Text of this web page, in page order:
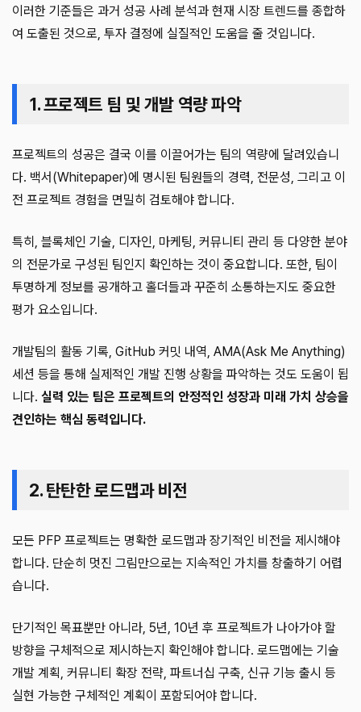
이러한 기준들은 과거 성공 사례 분석과 현재 시장 트렌드를 종합하
여 도출된 것으로, 투자 결정에 실질적인 도움을 줄 것입니다.
1. 프로젝트 팀 및 개발 역량 파악
프로젝트의 성공은 결국 이를 이끌어가는 팀의 역량에 달려있습니
다. 백서(Whitepaper)에 명시된 팀원들의 경력, 전문성, 그리고 이
전 프로젝트 경험을 면밀히 검토해야 합니다.
특히, 블록체인 기술, 디자인, 마케팅, 커뮤니티 관리 등 다양한 분야
의 전문가로 구성된 팀인지 확인하는 것이 중요합니다. 또한, 팀이
투명하게 정보를 공개하고 홀더들과 꾸준히 소통하는지도 중요한
평가 요소입니다.
개발팀의 활동 기록, GitHub 커밋 내역, AMA(Ask Me Anything)
세션 등을 통해 실제적인 개발 진행 상황을 파악하는 것도 도움이 됩
니다. 실력 있는 팀은 프로젝트의 안정적인 성장과 미래 가치 상승을
견인하는 핵심 동력입니다.
2. 탄탄한 로드맵과 비전
모든 PFP 프로젝트는 명확한 로드맵과 장기적인 비전을 제시해야
합니다. 단순히 멋진 그림만으로는 지속적인 가치를 창출하기 어렵
습니다.
단기적인 목표뿐만 아니라, 5년, 10년 후 프로젝트가 나아가야 할
방향을 구체적으로 제시하는지 확인해야 합니다. 로드맵에는 기술
개발 계획, 커뮤니티 확장 전략, 파트너십 구축, 신규 기능 출시 등
실현 가능한 구체적인 계획이 포함되어야 합니다.